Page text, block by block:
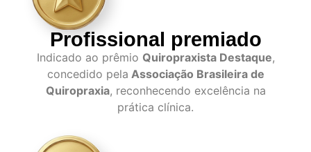
Profissional premiado
Indicado ao prêmio Quiropraxista Destaque,
concedido pela Associação Brasileira de
Quiropraxia, reconhecendo excelência na
prática clínica.